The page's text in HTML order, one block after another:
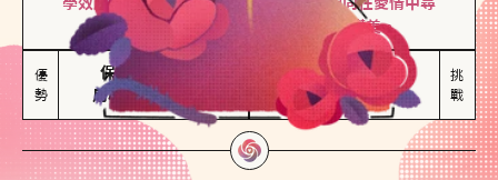
學效應，認為每次相遇都是命中註定。傾向在愛情中尋
找火花，經常表達對另一半的愛意和讚美。
優
勢
保持戀愛新鮮感
用心策劃浪漫驚喜
情緒起伏較大
感情中較需要關注
挑
戰